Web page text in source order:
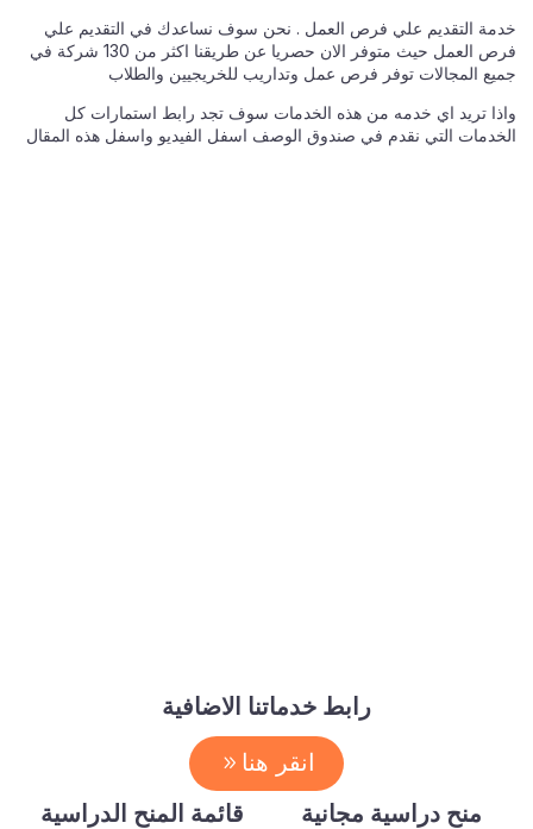
خدمة التقديم علي فرص العمل . نحن سوف نساعدك في التقديم علي
فرص العمل حيث متوفر الان حصريا عن طريقنا اكثر من 130 شركة في
جميع المجالات توفر فرص عمل وتداريب للخريجيين والطلاب
واذا تريد اي خدمه من هذه الخدمات سوف تجد رابط استمارات كل
الخدمات التي نقدم في صندوق الوصف اسفل الفيديو واسفل هذه المقال
رابط خدماتنا الاضافية
انقر هنا
منح دراسية مجانية
قائمة المنح الدراسية